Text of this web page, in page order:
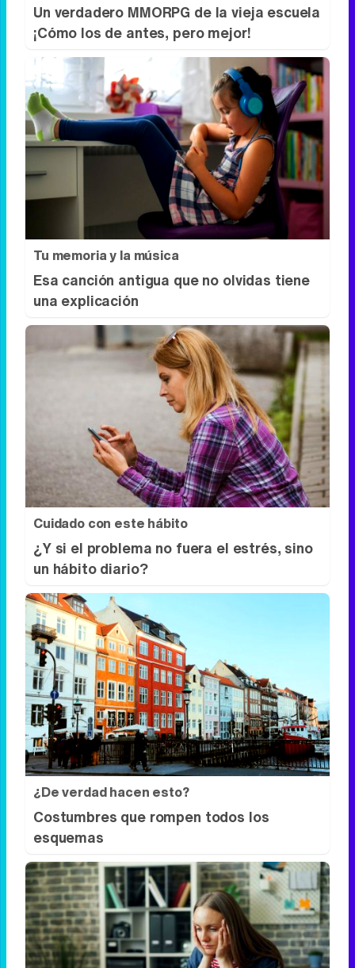
Un verdadero MMORPG de la vieja escuela
¡Cómo los de antes, pero mejor!
Tu memoria y la música
Esa canción antigua que no olvidas tiene
una explicación
Cuidado con este hábito
¿Y si el problema no fuera el estrés, sino
un hábito diario?
¿De verdad hacen esto?
Costumbres que rompen todos los
esquemas